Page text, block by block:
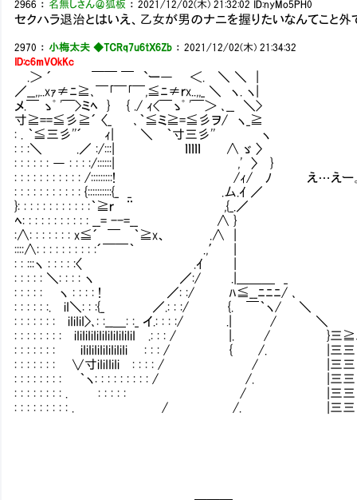
2966 ： 名無しさん＠狐板 ：2021/12/02(木) 21:32:02 ID:nyMo5PH0
セクハラ退治とはいえ、乙女が男のナニを握りたいなんてこと
2970 ： 小梅太夫 ◆TCRq7u6tX6Zb ：2021/12/02(木) 21:34:32
ID:c6mVOkKc
.＞ ´ ￣￣ ￣ `ー― ＜. ＼ ＼ |
／__,,..xｧ≠ﾆ≧､￣｢￣｢￣,≦ﾆ≠ｒx..,,_ ＼ ヽ. ヽ|
メ.￣ ゝﾟ '￣>ミﾍ } { ./ ｨ<￣ゝﾟ '￣＞ ､__ ＼>
寸≧==≦彡≧´ 〈_ ､｀≦ミ≧=≦彡ヲ/ ヽ_≧
: . ｀≦三彡''´ ｨ| ＼ ｀寸三彡'' Ⅳ ヽ
: : :＼ .／ :/:::| ｌｌｌｌｌ ∧ ゞ 〉
: : : : : : ― : : : :/::::::| ,' 〉 }
: : : : : : : : : : : /:::::::::! /ｨ/ ﾉ え…えー。では二瓶
: : : : : : : : : : : {::::::::::{_ _ .厶.ｲ ／
}: : : : : : : : : : : :｀≧ｒ ¨ ,{_.／
ﾍ: : : : : : : : : : : __= --=__ ∧ }
:∧: : : : : : : x≦´ ￣ ｀≧x、 .∧ |
::::∧: : : : : : : : : :´￣￣｀ .,′ |
: : :::ヽ : : : : :〈 .ｲ |
: : : : : ＼: : : : ヽ ／:/ .|＿＿＿ _
: : : : : Ⅵヽ : : : : ! ／: :/ ﾊ≦__ﾆﾆﾆ/ ､
: : : : : :.ⅥiI＼: : :{_ ／.: : :/ {. ￣｀ヽ/ ＼
: : : : : : :ⅥiIiIiI>､: :__＿: :_ イ.: : : :/ .| / ＼
: : : : : : : :ⅥiIiIiIiIiIiIiIiIiIiIiIⅣ.: : : / |. / }三≧
: : : : : : : ⅥiIiIiIiIiIiIiIiIiⅣ : : : / { /. |三三
: : : : : : : ∨寸iIiIIiIiⅣ: : : : / / |三三
: : : : : : : : ｀ヽ: : : : : : : : : / /. |三三
: : : : : : : : . : : : : : / |三三
: : : : : : : : : . / /. |三三